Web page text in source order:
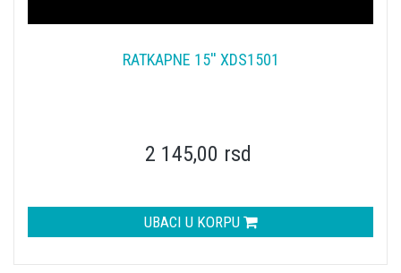
RATKAPNE 15'' XDS1501
2 145,00 rsd
UBACI U KORPU